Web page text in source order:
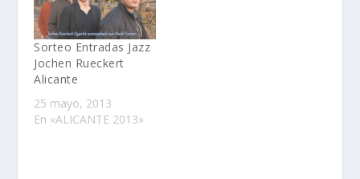
Sorteo Entradas Jazz
Jochen Rueckert
Alicante
25 mayo, 2013
En «ALICANTE 2013»